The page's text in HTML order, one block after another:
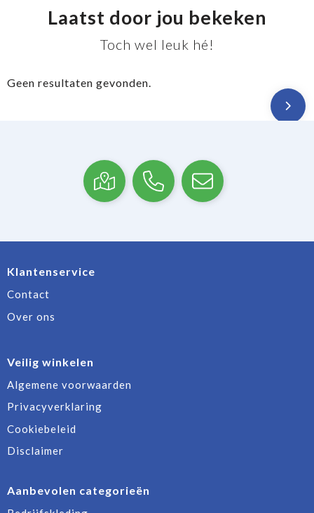
Laatst door jou bekeken
Toch wel leuk hé!
Geen resultaten gevonden.
Klantenservice
Contact
Over ons
Veilig winkelen
Algemene voorwaarden
Privacyverklaring
Cookiebeleid
Disclaimer
Aanbevolen categorieën